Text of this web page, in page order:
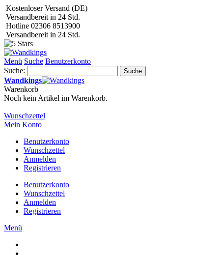
Kostenloser Versand (DE)
Versandbereit in 24 Std.
Hotline 02306 8513900
Versandbereit in 24 Std.
Menü Suche Benutzerkonto
Suche:
Suche
Wandkings
Warenkorb
Noch kein Artikel im Warenkorb.
Wunschzettel
Mein Konto
Benutzerkonto
Wunschzettel
Anmelden
Registrieren
Benutzerkonto
Wunschzettel
Anmelden
Registrieren
Menü